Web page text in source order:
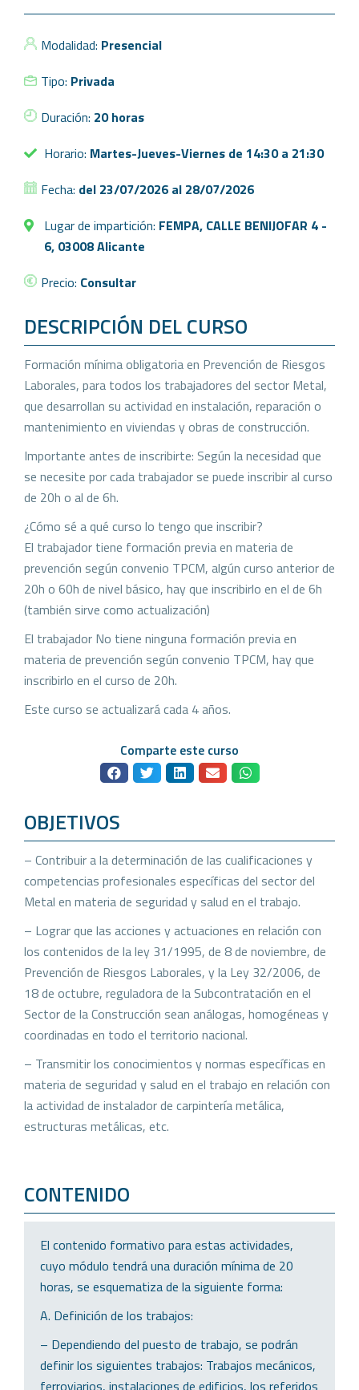
Modalidad: Presencial
Tipo: Privada
Duración: 20 horas
Horario: Martes-Jueves-Viernes de 14:30 a 21:30
Fecha: del 23/07/2026 al 28/07/2026
Lugar de impartición: FEMPA, CALLE BENIJOFAR 4 -
6, 03008 Alicante
Precio: Consultar
DESCRIPCIÓN DEL CURSO
Formación mínima obligatoria en Prevención de Riesgos
Laborales, para todos los trabajadores del sector Metal,
que desarrollan su actividad en instalación, reparación o
mantenimiento en viviendas y obras de construcción.
Importante antes de inscribirte: Según la necesidad que
se necesite por cada trabajador se puede inscribir al curso
de 20h o al de 6h.
¿Cómo sé a qué curso lo tengo que inscribir?
El trabajador tiene formación previa en materia de
prevención según convenio TPCM, algún curso anterior de
20h o 60h de nivel básico, hay que inscribirlo en el de 6h
(también sirve como actualización)
El trabajador No tiene ninguna formación previa en
materia de prevención según convenio TPCM, hay que
inscribirlo en el curso de 20h.
Este curso se actualizará cada 4 años.
Comparte este curso
OBJETIVOS
– Contribuir a la determinación de las cualificaciones y
competencias profesionales específicas del sector del
Metal en materia de seguridad y salud en el trabajo.
– Lograr que las acciones y actuaciones en relación con
los contenidos de la ley 31/1995, de 8 de noviembre, de
Prevención de Riesgos Laborales, y la Ley 32/2006, de
18 de octubre, reguladora de la Subcontratación en el
Sector de la Construcción sean análogas, homogéneas y
coordinadas en todo el territorio nacional.
– Transmitir los conocimientos y normas específicas en
materia de seguridad y salud en el trabajo en relación con
la actividad de instalador de carpintería metálica,
estructuras metálicas, etc.
CONTENIDO
El contenido formativo para estas actividades,
cuyo módulo tendrá una duración mínima de 20
horas, se esquematiza de la siguiente forma:
A. Definición de los trabajos:
– Dependiendo del puesto de trabajo, se podrán
definir los siguientes trabajos: Trabajos mecánicos,
ferroviarios, instalaciones de edificios, los referidos